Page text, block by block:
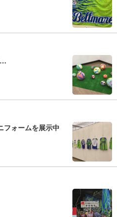
フォームを展示中